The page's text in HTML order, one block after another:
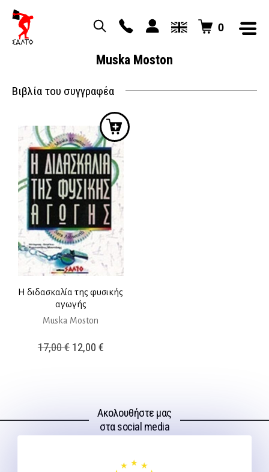
0
Muska Moston
Βιβλία του συγγραφέα
Η διδασκαλία της φυσικής
αγωγής
Muska Moston
17,00€ Original
12,00 €Η
12,00 €.
Ακολουθήστε μας
στα social media